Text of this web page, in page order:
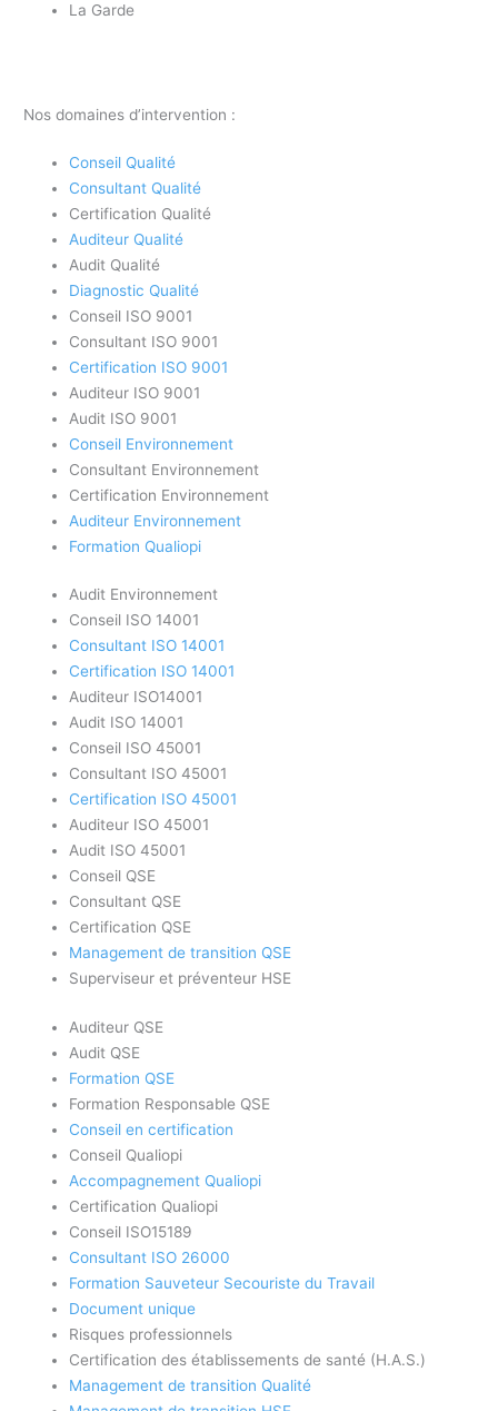
La Garde
Nos domaines d’intervention :
Conseil Qualité
Consultant Qualité
Certification Qualité
Auditeur Qualité
Audit Qualité
Diagnostic Qualité
Conseil ISO 9001
Consultant ISO 9001
Certification ISO 9001
Auditeur ISO 9001
Audit ISO 9001
Conseil Environnement
Consultant Environnement
Certification Environnement
Auditeur Environnement
Formation Qualiopi
Audit Environnement
Conseil ISO 14001
Consultant ISO 14001
Certification ISO 14001
Auditeur ISO14001
Audit ISO 14001
Conseil ISO 45001
Consultant ISO 45001
Certification ISO 45001
Auditeur ISO 45001
Audit ISO 45001
Conseil QSE
Consultant QSE
Certification QSE
Management de transition QSE
Superviseur et préventeur HSE
Auditeur QSE
Audit QSE
Formation QSE
Formation Responsable QSE
Conseil en certification
Conseil Qualiopi
Accompagnement Qualiopi
Certification Qualiopi
Conseil ISO15189
Consultant ISO 26000
Formation Sauveteur Secouriste du Travail
Document unique
Risques professionnels
Certification des établissements de santé (H.A.S.)
Management de transition Qualité